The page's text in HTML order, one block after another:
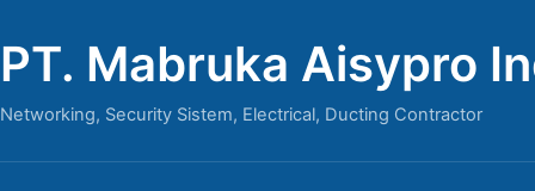
PT. Mabruka Aisypro
Networking, Security Sistem, Electrical, Ducting Contractor